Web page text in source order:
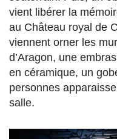
vient libérer la
au Château royal de
viennent orner les
d’Aragon, une
en céramique, un
personnes
salle.